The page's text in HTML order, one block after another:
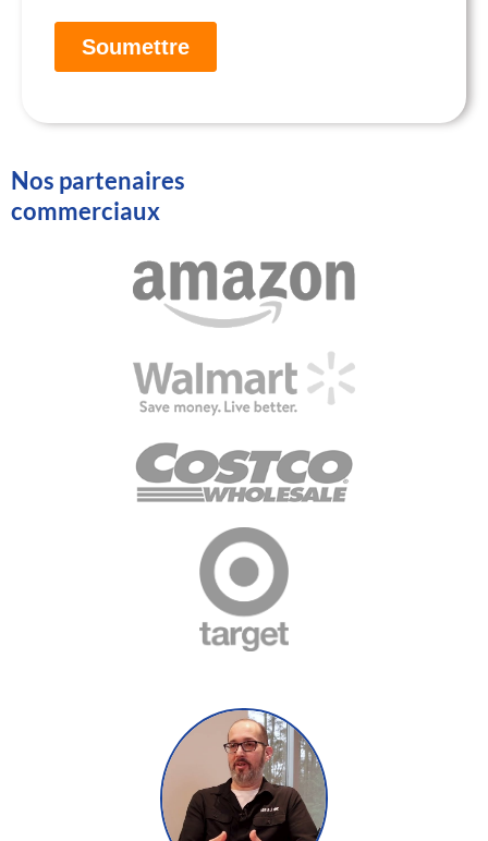
Nos partenaires
commerciaux